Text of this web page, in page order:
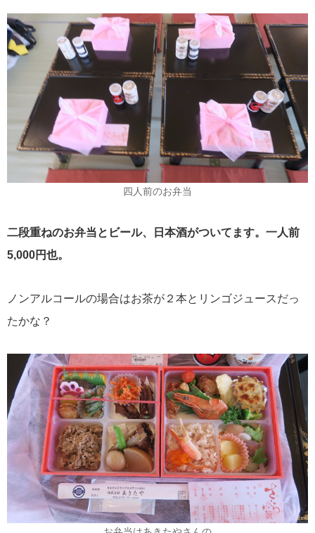
四人前のお弁当
二段重ねのお弁当とビール、日本酒がついてます。一人前
5,000円也。
ノンアルコールの場合はお茶が２本とリンゴジュースだっ
たかな？